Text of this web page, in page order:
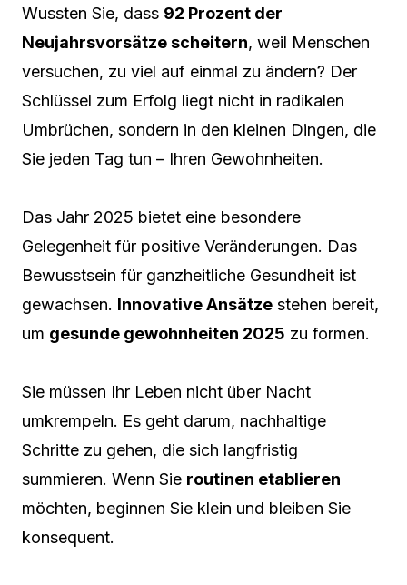
Wussten Sie, dass 92 Prozent der
Neujahrsvorsätze scheitern, weil Menschen
versuchen, zu viel auf einmal zu ändern? Der
Schlüssel zum Erfolg liegt nicht in radikalen
Umbrüchen, sondern in den kleinen Dingen, die
Sie jeden Tag tun – Ihren Gewohnheiten.
Das Jahr 2025 bietet eine besondere
Gelegenheit für positive Veränderungen. Das
Bewusstsein für ganzheitliche Gesundheit ist
gewachsen. Innovative Ansätze stehen bereit,
um gesunde gewohnheiten 2025 zu formen.
Sie müssen Ihr Leben nicht über Nacht
umkrempeln. Es geht darum, nachhaltige
Schritte zu gehen, die sich langfristig
summieren. Wenn Sie routinen etablieren
möchten, beginnen Sie klein und bleiben Sie
konsequent.